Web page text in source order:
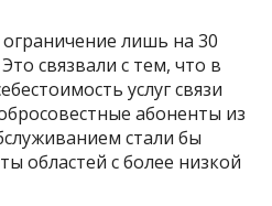
лишь на 30
связвали с тем, что в
услуг связи
абоненты из
стали бы
областей с более низкой